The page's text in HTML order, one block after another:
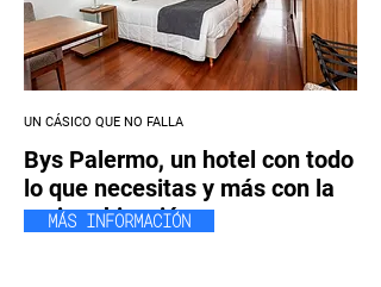
UN CÁSICO QUE NO FALLA
Bys Palermo, un hotel con todo
lo que necesitas y más con la
mejor ubicación.
MÁS INFORMACIÓN